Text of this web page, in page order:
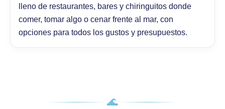
lleno de restaurantes, bares y chiringuitos donde
comer, tomar algo o cenar frente al mar, con
opciones para todos los gustos y presupuestos.
🌊